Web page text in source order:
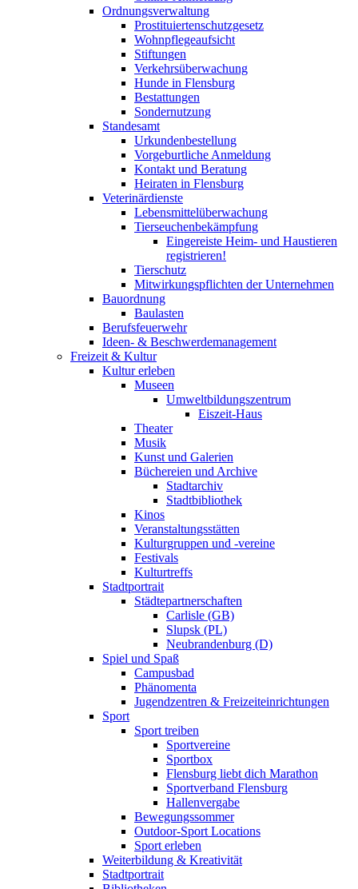
Ordnungsverwaltung
Prostituiertenschutzgesetz
Wohnpflegeaufsicht
Stiftungen
Verkehrsüberwachung
Hunde in Flensburg
Bestattungen
Sondernutzung
Standesamt
Urkundenbestellung
Vorgeburtliche Anmeldung
Kontakt und Beratung
Heiraten in Flensburg
Veterinärdienste
Lebensmittelüberwachung
Tierseuchenbekämpfung
Eingereiste Heim- und Haustieren
registrieren!
Tierschutz
Mitwirkungspflichten der Unternehmen
Bauordnung
Baulasten
Berufsfeuerwehr
Ideen- & Beschwerdemanagement
Freizeit & Kultur
Kultur erleben
Museen
Umweltbildungszentrum
Eiszeit-Haus
Theater
Musik
Kunst und Galerien
Büchereien und Archive
Stadtarchiv
Stadtbibliothek
Kinos
Veranstaltungsstätten
Kulturgruppen und -vereine
Festivals
Kulturtreffs
Stadtportrait
Städtepartnerschaften
Carlisle (GB)
Slupsk (PL)
Neubrandenburg (D)
Spiel und Spaß
Campusbad
Phänomenta
Jugendzentren & Freizeiteinrichtungen
Sport
Sport treiben
Sportvereine
Sportbox
Flensburg liebt dich Marathon
Sportverband Flensburg
Hallenvergabe
Bewegungssommer
Outdoor-Sport Locations
Sport erleben
Weiterbildung & Kreativität
Stadtportrait